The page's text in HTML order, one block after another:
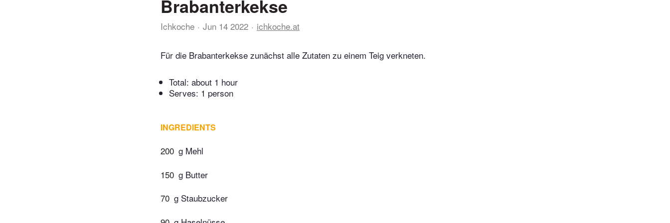
Brabanterkekse
Ichkoche Jun 14 2022 ichkoche.at
Für die Brabanterkekse zunächst alle Zutaten zu einem Teig verkneten.
Total: about 1 hour
Serves: 1 person
INGREDIENTS
200 g Mehl
150 g Butter
70 g Staubzucker